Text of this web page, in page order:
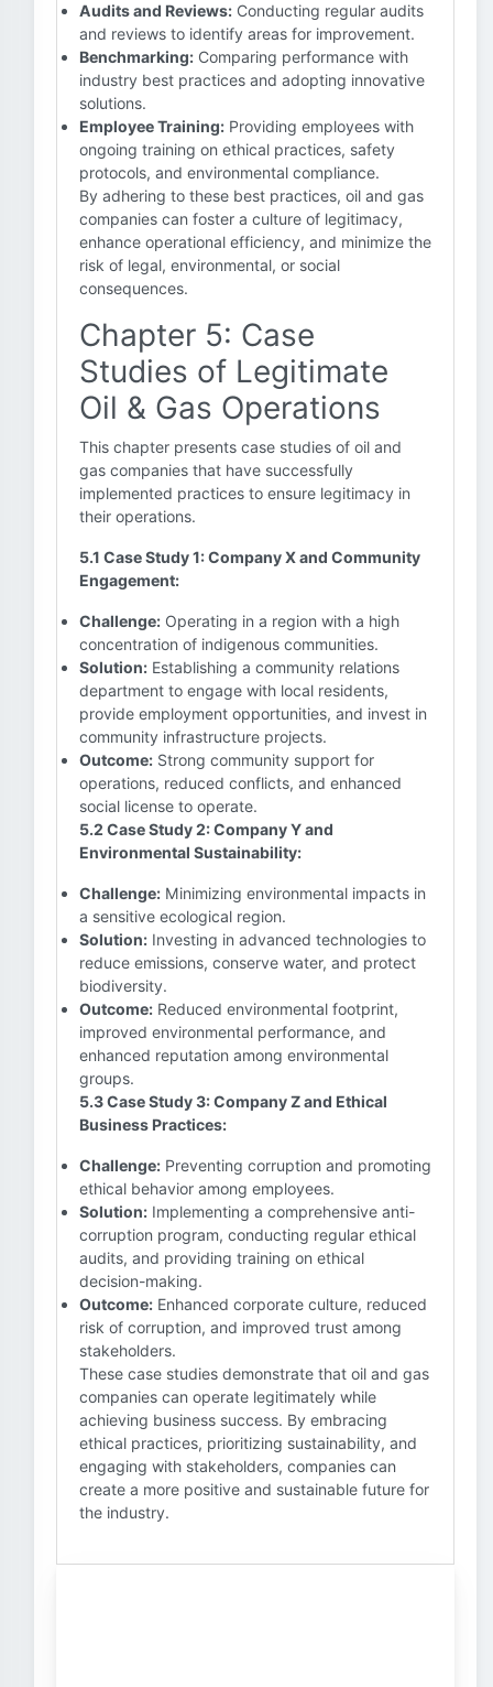
Audits and Reviews: Conducting regular audits
and reviews to identify areas for improvement.
Benchmarking: Comparing performance with
industry best practices and adopting innovative
solutions.
Employee Training: Providing employees with
ongoing training on ethical practices, safety
protocols, and environmental compliance.
By adhering to these best practices, oil and gas
companies can foster a culture of legitimacy,
enhance operational efficiency, and minimize the
risk of legal, environmental, or social
consequences.
Chapter 5: Case
Studies of Legitimate
Oil & Gas Operations
This chapter presents case studies of oil and
gas companies that have successfully
implemented practices to ensure legitimacy in
their operations.
5.1 Case Study 1: Company X and Community
Engagement:
Challenge: Operating in a region with a high
concentration of indigenous communities.
Solution: Establishing a community relations
department to engage with local residents,
provide employment opportunities, and invest in
community infrastructure projects.
Outcome: Strong community support for
operations, reduced conflicts, and enhanced
social license to operate.
5.2 Case Study 2: Company Y and
Environmental Sustainability:
Challenge: Minimizing environmental impacts in
a sensitive ecological region.
Solution: Investing in advanced technologies to
reduce emissions, conserve water, and protect
biodiversity.
Outcome: Reduced environmental footprint,
improved environmental performance, and
enhanced reputation among environmental
groups.
5.3 Case Study 3: Company Z and Ethical
Business Practices:
Challenge: Preventing corruption and promoting
ethical behavior among employees.
Solution: Implementing a comprehensive anti-
corruption program, conducting regular ethical
audits, and providing training on ethical
decision-making.
Outcome: Enhanced corporate culture, reduced
risk of corruption, and improved trust among
stakeholders.
These case studies demonstrate that oil and gas
companies can operate legitimately while
achieving business success. By embracing
ethical practices, prioritizing sustainability, and
engaging with stakeholders, companies can
create a more positive and sustainable future for
the industry.